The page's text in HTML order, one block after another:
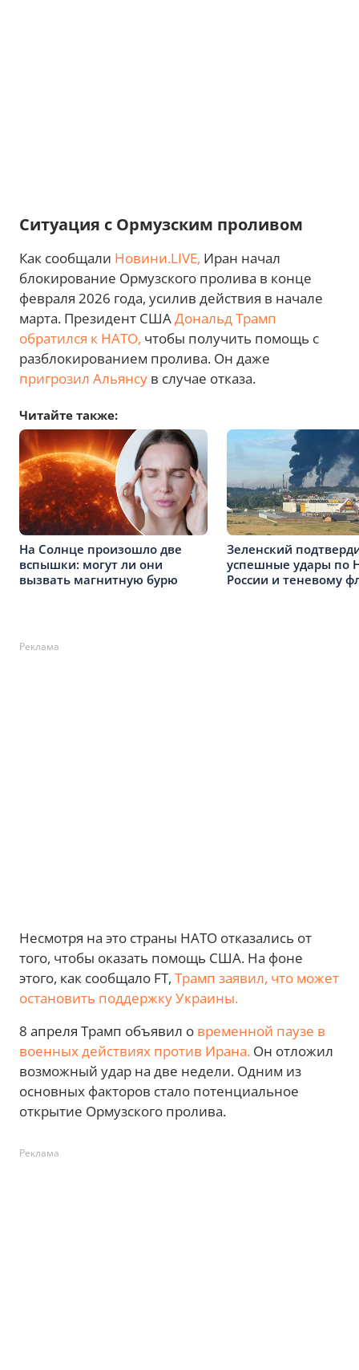
Ситуация с Ормузским проливом
Как сообщали Новини.LIVE, Иран начал
блокирование Ормузского пролива в конце
февраля 2026 года, усилив действия в начале
марта. Президент СШАДональд Трамп
обратился к НАТО, чтобы получить помощь с
разблокированием пролива. Он даже
пригрозил Альянсу в случае отказа.
Читайте также:
На Солнце произошло две
вспышки: могут ли они
вызвать магнитную бурю
Зеленский
успешные удары по
России и теневому
Реклама
Несмотря на это страны НАТО отказались от
того, чтобы оказать помощь США. На фоне
этого, как сообщало FT, Трамп заявил, что может
остановить поддержку Украины.
8 апреля Трамп объявил о временной паузе в
военных действиях против Ирана. Он отложил
возможный удар на две недели. Одним из
основных факторов стало потенциальное
открытие Ормузского пролива.
Реклама